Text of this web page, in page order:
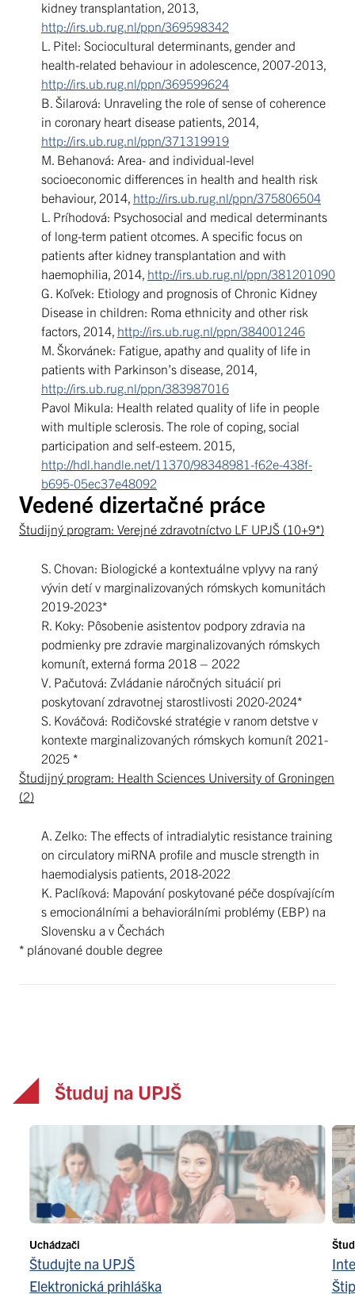
kidney transplantation, 2013,
http://irs.ub.rug.nl/ppn/369598342
L. Pitel: Sociocultural determinants, gender and
health-related behaviour in adolescence, 2007-2013,
http://irs.ub.rug.nl/ppn/369599624
B. Šilarová: Unraveling the role of sense of coherence
in coronary heart disease patients, 2014,
http://irs.ub.rug.nl/ppn/371319919
M. Behanová: Area- and individual-level
socioeconomic differences in health and health risk
behaviour, 2014, http://irs.ub.rug.nl/ppn/375806504
L. Príhodová: Psychosocial and medical determinants
of long-term patient otcomes. A specific focus on
patients after kidney transplantation and with
haemophilia, 2014, http://irs.ub.rug.nl/ppn/381201090
G. Koľvek: Etiology and prognosis of Chronic Kidney
Disease in children: Roma ethnicity and other risk
factors, 2014, http://irs.ub.rug.nl/ppn/384001246
M. Škorvánek: Fatigue, apathy and quality of life in
patients with Parkinson’s disease, 2014,
http://irs.ub.rug.nl/ppn/383987016
Pavol Mikula: Health related quality of life in people
with multiple sclerosis. The role of coping, social
participation and self-esteem. 2015,
http://hdl.handle.net/11370/98348981-f62e-438f-
b695-05ec37e48092
Vedené dizertačné práce
Študijný program: Verejné zdravotníctvo LF UPJŠ (10+9*)
S. Chovan: Biologické a kontextuálne vplyvy na raný
vývin detí v marginalizovaných rómskych komunitách
2019-2023*
R. Koky: Pôsobenie asistentov podpory zdravia na
podmienky pre zdravie marginalizovaných rómskych
komunít, externá forma 2018 – 2022
V. Pačutová: Zvládanie náročných situácií pri
poskytovaní zdravotnej starostlivosti 2020-2024*
S. Kováčová: Rodičovské stratégie v ranom detstve v
kontexte marginalizovaných rómskych komunít 2021-
2025 *
Študijný program: Health Sciences University of Groningen
(2)
A. Zelko: The effects of intradialytic resistance training
on circulatory miRNA profile and muscle strength in
haemodialysis patients, 2018-2022
K. Paclíková: Mapování poskytované péče dospívajícím
s emocionálními a behaviorálními problémy (EBP) na
Slovensku a v Čechách
* plánované double degree
Študuj na UPJŠ
Uchádzači
Študujte na UPJŠ
Elektronická prihláška